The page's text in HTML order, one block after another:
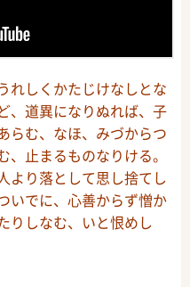
れしくかたじけなしとな
、道異になりぬれば、子
らむ、なほ、みづからつ
止まるものなりける。
より落として思し捨てし
いでに、心善からず憎か
りしなむ、いと恨めし